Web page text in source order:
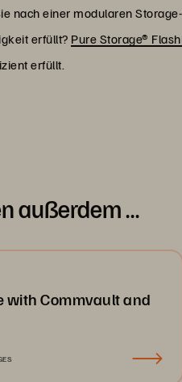
nach einer modularen
erfüllt? Pure Storage®
erfüllt.
außerdem …
with Commvault and